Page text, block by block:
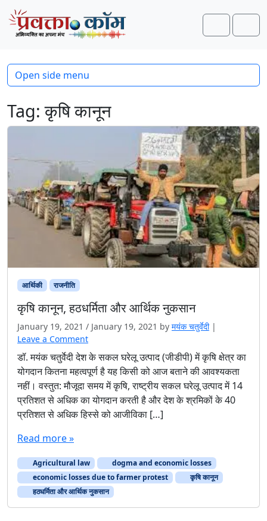
Skip to content
Skip to footer
Search
Tag:कृषि कानून
आर्थिकी राजनीति
कृषि कानून, हठधर्मिता और आर्थ‍िक नुकसान
January 19, 2021 / January 19, 2021 by मयंक चतुर्वेदी |
Leave a Comment
डॉ. मयंक चतुर्वेदी देश के सकल घरेलू उत्पाद (जीडीपी) में कृषि क्षेत्र का
योगदान कितना महत्वपूर्ण है यह किसी को आज बताने की आवश्‍यकता
नहीं। वस्‍तुत: मौजूदा समय में कृषि, राष्ट्रीय सकल घरेलू उत्पाद में 14
प्रतिशत से अधिक का योगदान करती है और देश के श्रमिकों के 40
प्रतिशत से अधिक हिस्से को आजीविका […]
Read more »
Agricultural law
dogma and economic losses
economic losses due to farmer protest
कृषि कानून
हठधर्मिता और आर्थ‍िक नुकसान
Open side menu